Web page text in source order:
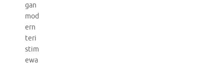
gan
mod
ern
teri
stim
ewa